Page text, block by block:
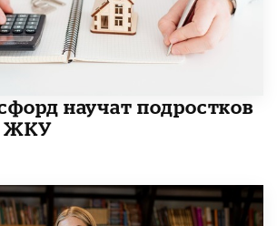
научат подростков
ЖКУ